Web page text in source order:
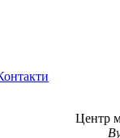
Центр